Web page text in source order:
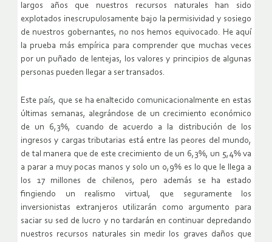
largos años que nuestros recursos naturales han sido
explotados inescrupulosamente bajo la permisividad y sosiego
de nuestros gobernantes, no nos hemos equivocado. He aquí
la prueba más empírica para comprender que muchas veces
por un puñado de lentejas, los valores y principios de algunas
personas pueden llegar a ser transados.
Este país, que se ha enaltecido comunicacionalmente en estas
últimas semanas, alegrándose de un crecimiento económico
de un 6,3%, cuando de acuerdo a la distribución de los
ingresos y cargas tributarias está entre las peores del mundo,
de tal manera que de este crecimiento de un 6,3%, un 5,4% va
a parar a muy pocas manos y solo un 0,9% es lo que le llega a
los 17 millones de chilenos, pero además se ha estado
fingiendo un realismo virtual, que seguramente los
inversionistas extranjeros utilizarán como argumento para
saciar su sed de lucro y no tardarán en continuar depredando
nuestros recursos naturales sin medir los graves daños que